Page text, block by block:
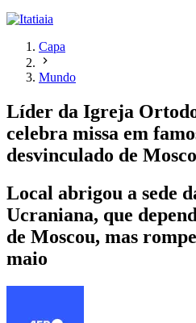
Capa
Mundo
Líder da Igreja
celebra missa em
desvinculado de
Local abrigou a sede
Ucraniana, que
de Moscou, mas
maio